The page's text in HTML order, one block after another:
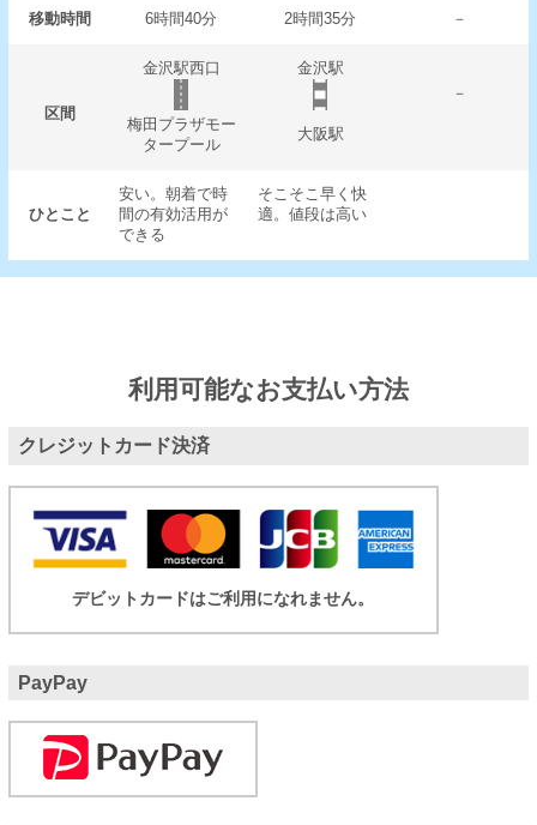
移動時間 6時間40分 2時間35分 －
区間
金沢駅西口
金沢駅
－
梅田プラザモー
タープール
大阪駅
ひとこと
安い。朝着で時
間の有効活用が
できる
そこそこ早く快
適。値段は高い
利用可能なお支払い方法
クレジットカード決済
デビットカードはご利用になれません。
PayPay